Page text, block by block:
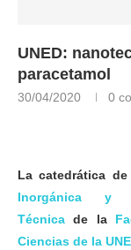
UNED:
paracetamol
30/04/2020 0
La catedrática de
Inorgánica y
Técnica de la
Ciencias de la